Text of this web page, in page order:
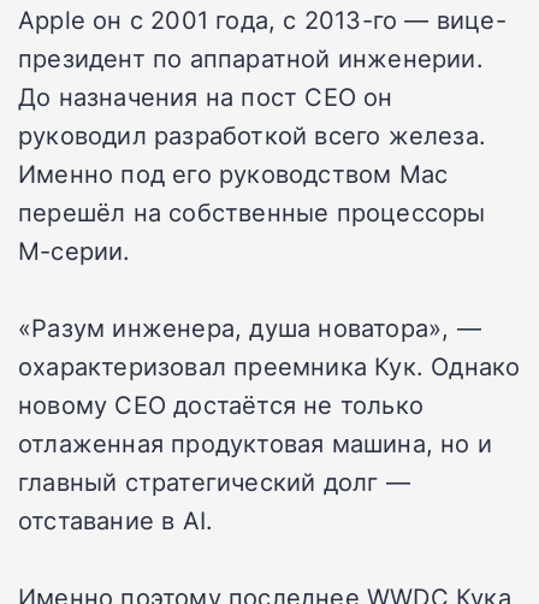
Apple он с 2001 года, с 2013-го — вице-
президент по аппаратной инженерии.
До назначения на пост CEO он
руководил разработкой всего железа.
Именно под его руководством Mac
перешёл на собственные процессоры
M-серии.
«Разум инженера, душа новатора», —
охарактеризовал преемника Кук. Однако
новому CEO достаётся не только
отлаженная продуктовая машина, но и
главный стратегический долг —
отставание в AI.
Именно поэтому последнее WWDC Кука